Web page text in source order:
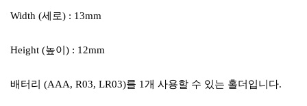
Width (세로) : 13mm
Height (높이) : 12mm
배터리 (AAA, R03, LR03)를 1개 사용할 수 있는 홀더입니다.